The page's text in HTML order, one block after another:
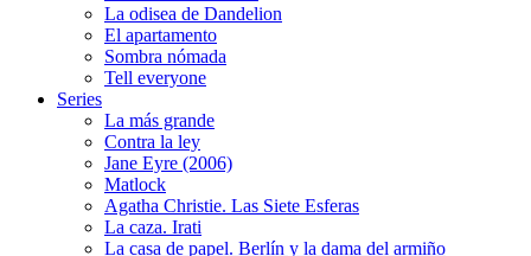
La odisea de Dandelion
El apartamento
Sombra nómada
Tell everyone
Series
La más grande
Contra la ley
Jane Eyre (2006)
Matlock
Agatha Christie. Las Siete Esferas
La caza. Irati
La casa de papel. Berlín y la dama del armiño